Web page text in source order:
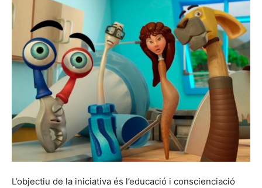
L’objectiu de la iniciativa és l’educació i conscienciació